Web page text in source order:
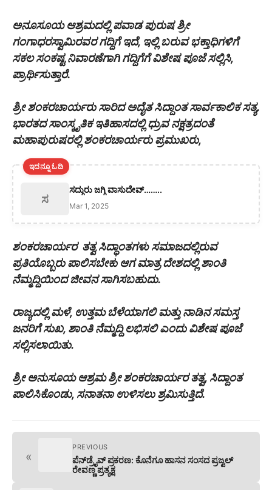
ಅನೂಸೂಯ ಆಶ್ರಮದಲ್ಲಿ ಪವಾಡ ಪುರುಷ ಶ್ರೀ
ಗಂಗಾಧರಸ್ವಾಮಿರವರ ಗದ್ದಿಗೆ ಇದೆ, ಇಲ್ಲಿ ಬರುವ ಭಕ್ತಾಧಿಗಳಿಗೆ
ಸಕಲ ಸಂಕಷ್ಟ ನಿವಾರಣೆಗಾಗಿ ಗದ್ದಿಗೆಗೆ ವಿಶೇಷ ಪೂಜೆ ಸಲ್ಲಿಸಿ,
ಪ್ರಾರ್ಥಿಸುತ್ತಾರೆ.
ಶ್ರೀ ಶಂಕರಚಾರ್ಯರು ಸಾರಿದ ಅದೈತ ಸಿದ್ದಾಂತ ಸಾರ್ವಕಾಲಿಕ ಸತ್ಯ.
ಭಾರತದ ಸಾಂಸ್ಕೃತಿಕ ಇತಿಹಾಸದಲ್ಲಿ ಧ್ರುವ ನಕ್ಷತ್ರದಂತೆ
ಮಹಾಪುರುಷರಲ್ಲಿ ಶಂಕರಚಾರ್ಯರು ಪ್ರಮುಖರು,
ಇದನ್ನೂ ಓದಿ
ಸ
ಸದ್ಗುರು ಜಗ್ಗಿ ವಾಸುದೇವ್……..
Mar 1, 2025
ಶಂಕರಚಾರ್ಯರ ತತ್ವ ಸಿದ್ಧಾಂತಗಳು ಸಮಾಜದಲ್ಲಿರುವ
ಪ್ರತಿಯೊಬ್ಬರು ಪಾಲಿಸಬೇಕು ಆಗ ಮಾತ್ರ ದೇಶದಲ್ಲಿ ಶಾಂತಿ
ನೆಮ್ಮದ್ದಿಯಿಂದ ಜೀವನ ಸಾಗಿಸಬಹುದು.
ರಾಜ್ಯದಲ್ಲಿ ಮಳೆ, ಉತ್ತಮ ಬೆಳೆಯಾಗಲಿ ಮತ್ತು ನಾಡಿನ ಸಮಸ್ತ
ಜನರಿಗೆ ಸುಖ, ಶಾಂತಿ ನೆಮ್ಮದ್ದಿ ಲಭಿಸಲಿ ಎಂದು ವಿಶೇಷ ಪೂಜೆ
ಸಲ್ಲಿಸಲಾಯಿತು.
ಶ್ರೀ ಅನುಸೂಯ ಆಶ್ರಮ ಶ್ರೀ ಶಂಕರಚಾರ್ಯರ ತತ್ವ, ಸಿದ್ದಾಂತ
ಪಾಲಿಸಿಕೊಂಡು, ಸನಾತನಾ ಉಳಿಸಲು ಶ್ರಮಿಸುತ್ತಿದೆ.
«
PREVIOUS
ಪೆನ್​ಡ್ರೈವ್​ ಪ್ರಕರಣ: ಕೊನೆಗೂ ಹಾಸನ ಸಂಸದ ಪ್ರಜ್ವಲ್
ರೇವಣ್ಣ ಪ್ರತ್ಯಕ್ಷ